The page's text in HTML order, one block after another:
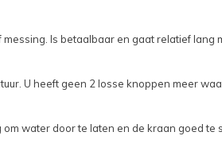
Is betaalbaar en gaat relatief lang
U heeft geen 2 losse knoppen meer
water door te laten en de kraan goed te